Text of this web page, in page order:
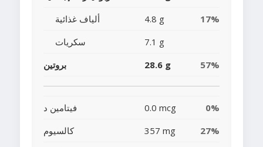
ألياف غذائية
4.8 g
17%
سكريات
7.1 g
بروتين
28.6 g 57%
فيتامين د 0.0 mcg
0%
كالسيوم
357 mg
27%